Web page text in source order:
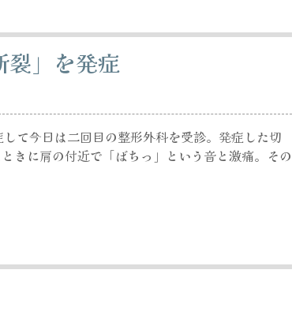
裂」を発症
て今日は二回目の整形外科を受診。発症した切
きに肩の付近で「ばちっ」という音と激痛。その